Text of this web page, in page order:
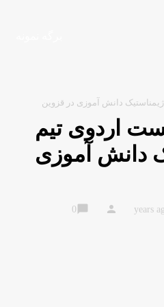
دانش آموزی در قزوین
اردوی تیم
دانش آموزی
person
chat_bubble